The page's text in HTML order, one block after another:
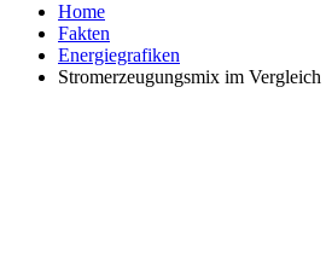
Home
Fakten
Energiegrafiken
Stromerzeugungsmix im Vergleich